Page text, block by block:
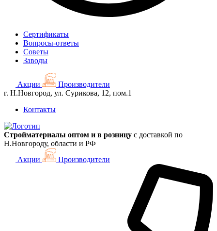
Сертификаты
Вопросы-ответы
Советы
Заводы
Акции
Производители
г. Н.Новгород, ул. Сурикова, 12, пом.1
Контакты
Стройматериалы оптом и в розницу с доставкой по
Н.Новгороду, области и РФ
Акции
Производители